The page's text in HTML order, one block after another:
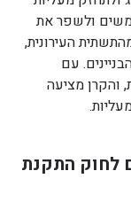
ולשפר את
העירונית,
עם
והקרן מציעה
לחוק התקנת